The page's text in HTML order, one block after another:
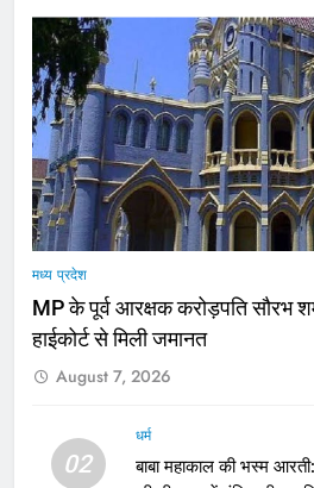
मध्य प्रदेश
MP के पूर्व आरक्षक करोड़पति सौरभ
हाईकोर्ट से मिली जमानत
August 7, 2026
02
धर्म
बाबा महाकाल की भस्म